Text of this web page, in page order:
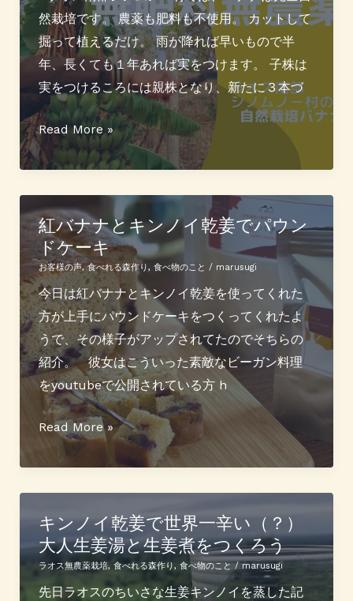
つ
く
る
マ
コ
モ
ダ
ケ
植
え
て
み
ま
し
た
然栽培です。 農薬も肥料も不使用。 カットして
掘って植えるだけ。 雨が降れば早いもので半
年、長くても１年あれば実をつけます。 子株は
実をつけるころには親株となり、新たに３本づ
シ
ノ
ム
ノ
ー
村
の
自
然
栽
培
バ
ナ
ナ
の
植
え
方
Read More »
紅バナナとキンノイ乾姜でパウン
ドケーキ
お客様の声,食べれる森作り, 食べ物のこと / marusugi
今日は紅バナナとキンノイ乾姜を使ってくれた
方が上手にパウンドケーキをつくってくれたよ
うで、その様子がアップされてたのでそちらの
紹介。 彼女はこういった素敵なビーガン料理
をyoutubeで公開されている方 h
紅
バ
ナ
ナ
と
キ
ン
ノ
Read More »
キンノイ乾姜で世界一辛い（？）
大人生姜湯と生姜煮をつくろう
ラオス無農薬栽培, 食べれる森作り, 食べ物のこと/marusugi
先日ラオスのちいさな生姜キンノイを蒸した記